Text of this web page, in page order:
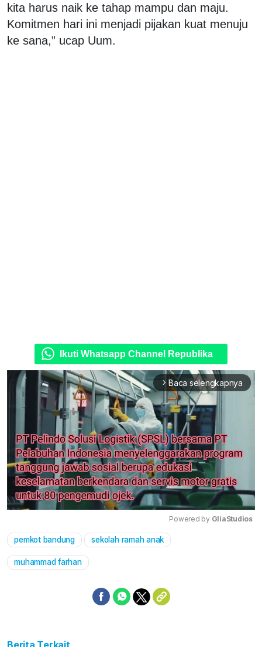
kita harus naik ke tahap mampu dan maju.
Komitmen hari ini menjadi pijakan kuat menuju
ke sana,” ucap Uum.
Ikuti Whatsapp Channel Republika
arrow_forward_ios Baca selengkapnya
Powered by GliaStudios
pemkot bandung sekolah ramah anak
muhammad farhan